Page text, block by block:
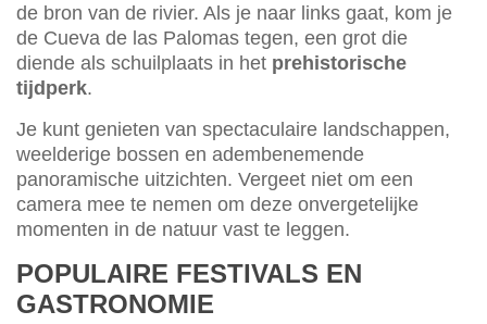
de bron van de rivier. Als je naar links gaat, kom je
de Cueva de las Palomas tegen, een grot die
diende als schuilplaats in het prehistorische
tijdperk.
Je kunt genieten van spectaculaire landschappen,
weelderige bossen en adembenemende
panoramische uitzichten. Vergeet niet om een
camera mee te nemen om deze onvergetelijke
momenten in de natuur vast te leggen.
POPULAIRE FESTIVALS EN
GASTRONOMIE